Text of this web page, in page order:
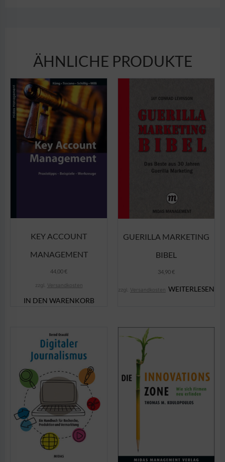
ÄHNLICHE PRODUKTE
KEY ACCOUNT
MANAGEMENT
44,00€
zzgl. Versandkosten
IN DEN WARENKORB
GUERILLA MARKETING
BIBEL
34,90€
zzgl. Versandkosten WEITERLESEN